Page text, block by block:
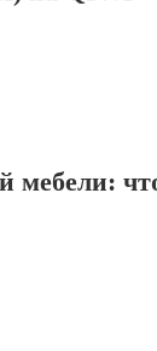
мебели: